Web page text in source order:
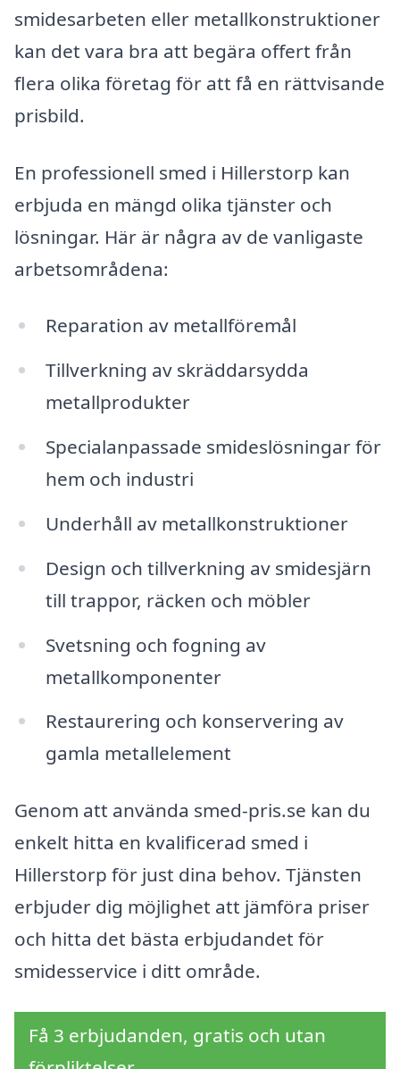
smidesarbeten eller metallkonstruktioner
kan det vara bra att begära offert från
flera olika företag för att få en rättvisande
prisbild.
En professionell smed i Hillerstorp kan
erbjuda en mängd olika tjänster och
lösningar. Här är några av de vanligaste
arbetsområdena:
Reparation av metallföremål
Tillverkning av skräddarsydda
metallprodukter
Specialanpassade smideslösningar för
hem och industri
Underhåll av metallkonstruktioner
Design och tillverkning av smidesjärn
till trappor, räcken och möbler
Svetsning och fogning av
metallkomponenter
Restaurering och konservering av
gamla metallelement
Genom att använda smed-pris.se kan du
enkelt hitta en kvalificerad smed i
Hillerstorp för just dina behov. Tjänsten
erbjuder dig möjlighet att jämföra priser
och hitta det bästa erbjudandet för
smidesservice i ditt område.
Få 3 erbjudanden, gratis och utan